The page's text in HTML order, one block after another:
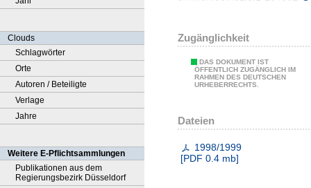
Clouds
Schlagwörter
Orte
Autoren / Beteiligte
Verlage
Jahre
Weitere E-Pflichtsammlungen
Publikationen aus dem
Regierungsbezirk Düsseldorf
Zugänglichkeit
DAS DOKUMENT IST
ÖFFENTLICH ZUGÄNGLICH IM
RAHMEN DES DEUTSCHEN
URHEBERRECHTS.
Dateien
1998/1999
[PDF 0.4 mb]